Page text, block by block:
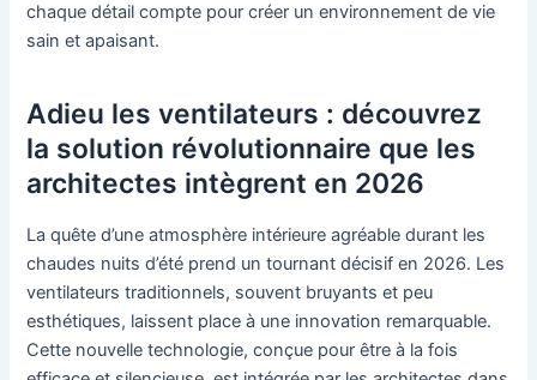
chaque détail compte pour créer un environnement de vie
sain et apaisant.
Adieu les ventilateurs : découvrez
la solution révolutionnaire que les
architectes intègrent en 2026
La quête d’une atmosphère intérieure agréable durant les
chaudes nuits d’été prend un tournant décisif en 2026. Les
ventilateurs traditionnels, souvent bruyants et peu
esthétiques, laissent place à une innovation remarquable.
Cette nouvelle technologie, conçue pour être à la fois